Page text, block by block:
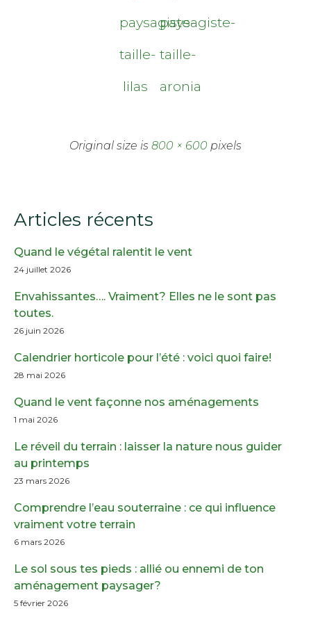
paysagiste-
taille-
lilas
paysagiste-
taille-
aronia
Original size is 800 × 600 pixels
Articles récents
Quand le végétal ralentit le vent
24 juillet 2026
Envahissantes…. Vraiment? Elles ne le sont pas
toutes.
26 juin 2026
Calendrier horticole pour l’été : voici quoi faire!
28 mai 2026
Quand le vent façonne nos aménagements
1 mai 2026
Le réveil du terrain : laisser la nature nous guider
au printemps
23 mars 2026
Comprendre l’eau souterraine : ce qui influence
vraiment votre terrain
6 mars 2026
Le sol sous tes pieds : allié ou ennemi de ton
aménagement paysager?
5 février 2026